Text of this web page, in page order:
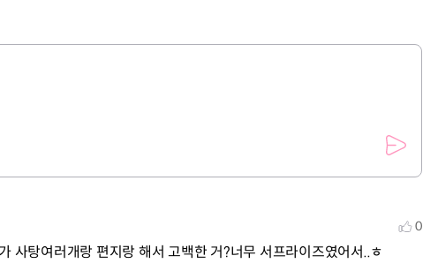
0
사탕여러개랑 편지랑 해서 고백한 거?너무 서프라이즈였어서..ㅎ